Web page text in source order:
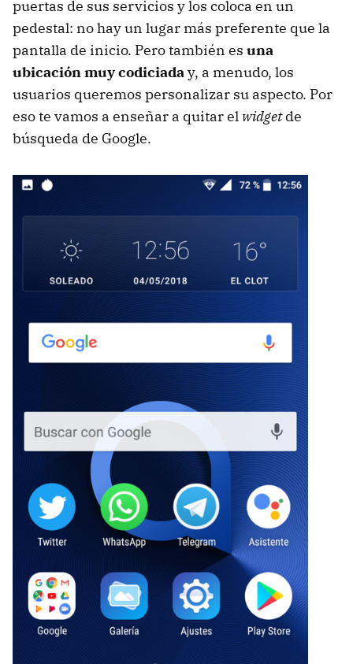
puertas de sus servicios y los coloca en un
pedestal: no hay un lugar más preferente que la
pantalla de inicio. Pero también es una
ubicación muy codiciaday, a menudo, los
usuarios queremos personalizar su aspecto. Por
eso te vamos a enseñar a quitar el widgetde
búsqueda de Google.